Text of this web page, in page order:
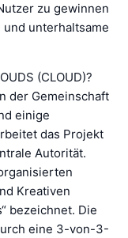
zu gewinnen
unterhaltsame
(CLOUD)?
der Gemeinschaft
einige
das Projekt
Autorität.
Kreativen
bezeichnet. Die
eine 3-von-3-